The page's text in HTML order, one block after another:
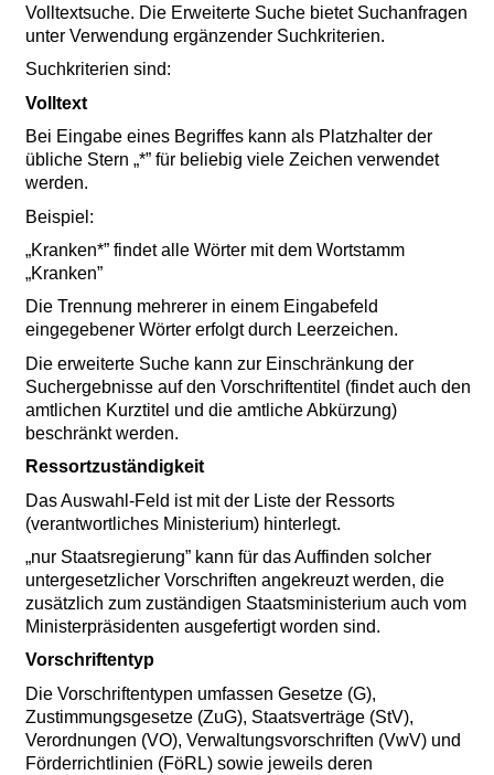
Volltextsuche. Die Erweiterte Suche bietet Suchanfragen
unter Verwendung ergänzender Suchkriterien.
Suchkriterien sind:
Volltext
Bei Eingabe eines Begriffes kann als Platzhalter der
übliche Stern „*” für beliebig viele Zeichen verwendet
werden.
Beispiel:
„Kranken*” findet alle Wörter mit dem Wortstamm
„Kranken”
Die Trennung mehrerer in einem Eingabefeld
eingegebener Wörter erfolgt durch Leerzeichen.
Die erweiterte Suche kann zur Einschränkung der
Suchergebnisse auf den Vorschriftentitel (findet auch den
amtlichen Kurztitel und die amtliche Abkürzung)
beschränkt werden.
Ressortzuständigkeit
Das Auswahl-Feld ist mit der Liste der Ressorts
(verantwortliches Ministerium) hinterlegt.
„nur Staatsregierung” kann für das Auffinden solcher
untergesetzlicher Vorschriften angekreuzt werden, die
zusätzlich zum zuständigen Staatsministerium auch vom
Ministerpräsidenten ausgefertigt worden sind.
Vorschriftentyp
Die Vorschriftentypen umfassen Gesetze (G),
Zustimmungsgesetze (ZuG), Staatsverträge (StV),
Verordnungen (VO), Verwaltungsvorschriften (VwV) und
Förderrichtlinien (FöRL) sowie jeweils deren